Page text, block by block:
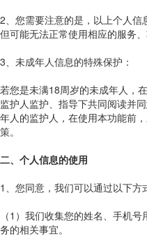
2、您需要注意的是，以上个人信
但可能无法正常使用相应的服务
3、未成年人信息的特殊保护：
若您是未满18周岁的未成年人，
监护人监护、指导下共同阅读并
年人的监护人，在使用本功能前
策。
二、个人信息的使用
1、您同意，我们可以通过以下方
（1）我们收集您的姓名、手机
务的相关事宜。